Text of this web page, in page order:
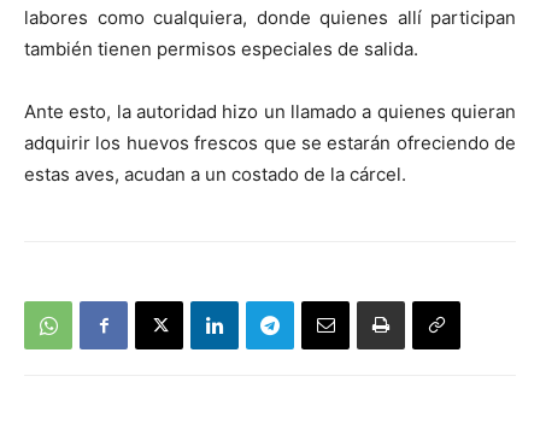
labores como cualquiera, donde quienes allí participan
también tienen permisos especiales de salida.
Ante esto, la autoridad hizo un llamado a quienes quieran
adquirir los huevos frescos que se estarán ofreciendo de
estas aves, acudan a un costado de la cárcel.